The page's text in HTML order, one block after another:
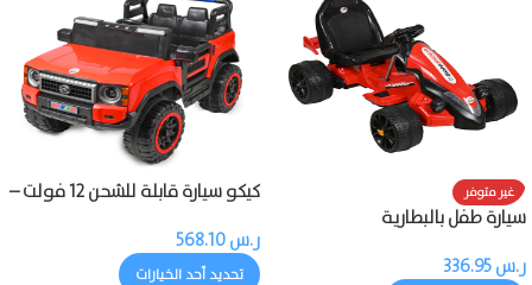
غير متوفر
سيارة طفل بالبطارية
ر.س
كيكو سيارة قابلة للشحن 12 فولت –
ر.س
تحديد أحد الخيارات